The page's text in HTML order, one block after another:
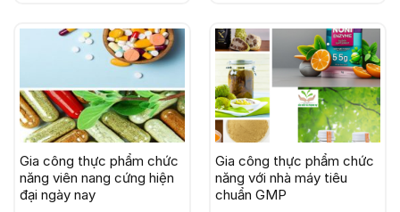
Gia công thực phẩm chức
năng viên nang cứng hiện
đại ngày nay
Gia công thực phẩm chức
năng với nhà máy tiêu
chuẩn GMP